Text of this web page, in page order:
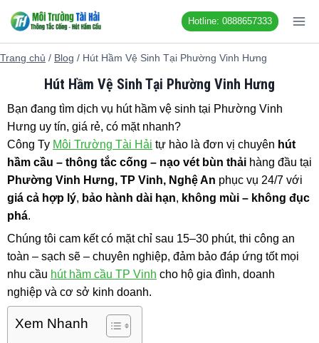
đến
nội
dung
Hotline: 0888657333
Trang chủ / Blog / Hút Hầm Vệ Sinh Tại Phường Vinh Hưng
Hút Hầm Vệ Sinh Tại Phường Vinh Hưng
Bạn đang tìm dịch vụ hút hầm vệ sinh tại Phường Vinh
Hưng uy tín, giá rẻ, có mặt nhanh?
Công Ty Môi Trường Tài Hải tự hào là đơn vị chuyên hút
hầm cầu – thông tắc cống – nạo vét bùn thải hàng đầu tại
Phường Vinh Hưng, TP Vinh, Nghệ An phục vụ 24/7 với
giá cả hợp lý, bảo hành dài hạn, không mùi – không đục
phá.
Chúng tôi cam kết có mặt chỉ sau 15–30 phút, thi công an
toàn – sạch sẽ – chuyên nghiệp, đảm bảo đáp ứng tốt mọi
nhu cầu hút hầm cầu TP Vinh cho hộ gia đình, doanh
nghiệp và cơ sở kinh doanh.
Xem Nhanh